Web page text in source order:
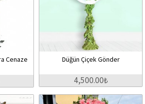
Cenaze
Düğün Çiçek Gönder
4,500.00₺